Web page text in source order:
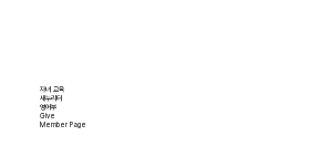
자녀 교육
새누리터
영어부
Give
Member Page